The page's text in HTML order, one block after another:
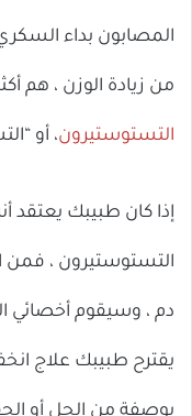
المصابون بداء
من زيادة الوزن ، هم
التستوستيرون، أو
إذا كان طبيبك يعتقد
التستوستيرون ،
دم ، وسيقوم أخصائي
يقترح طبيبك علاج
بوصفة من الجل أو